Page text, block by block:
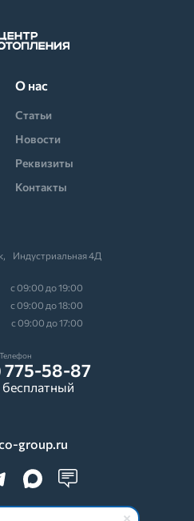
4Д
с 09:00 до 19:00
с 09:00 до 18:00
с 09:00 до 17:00
О нас
Статьи
Новости
Реквизиты
Контакты
Телефон
58-87
group.ru